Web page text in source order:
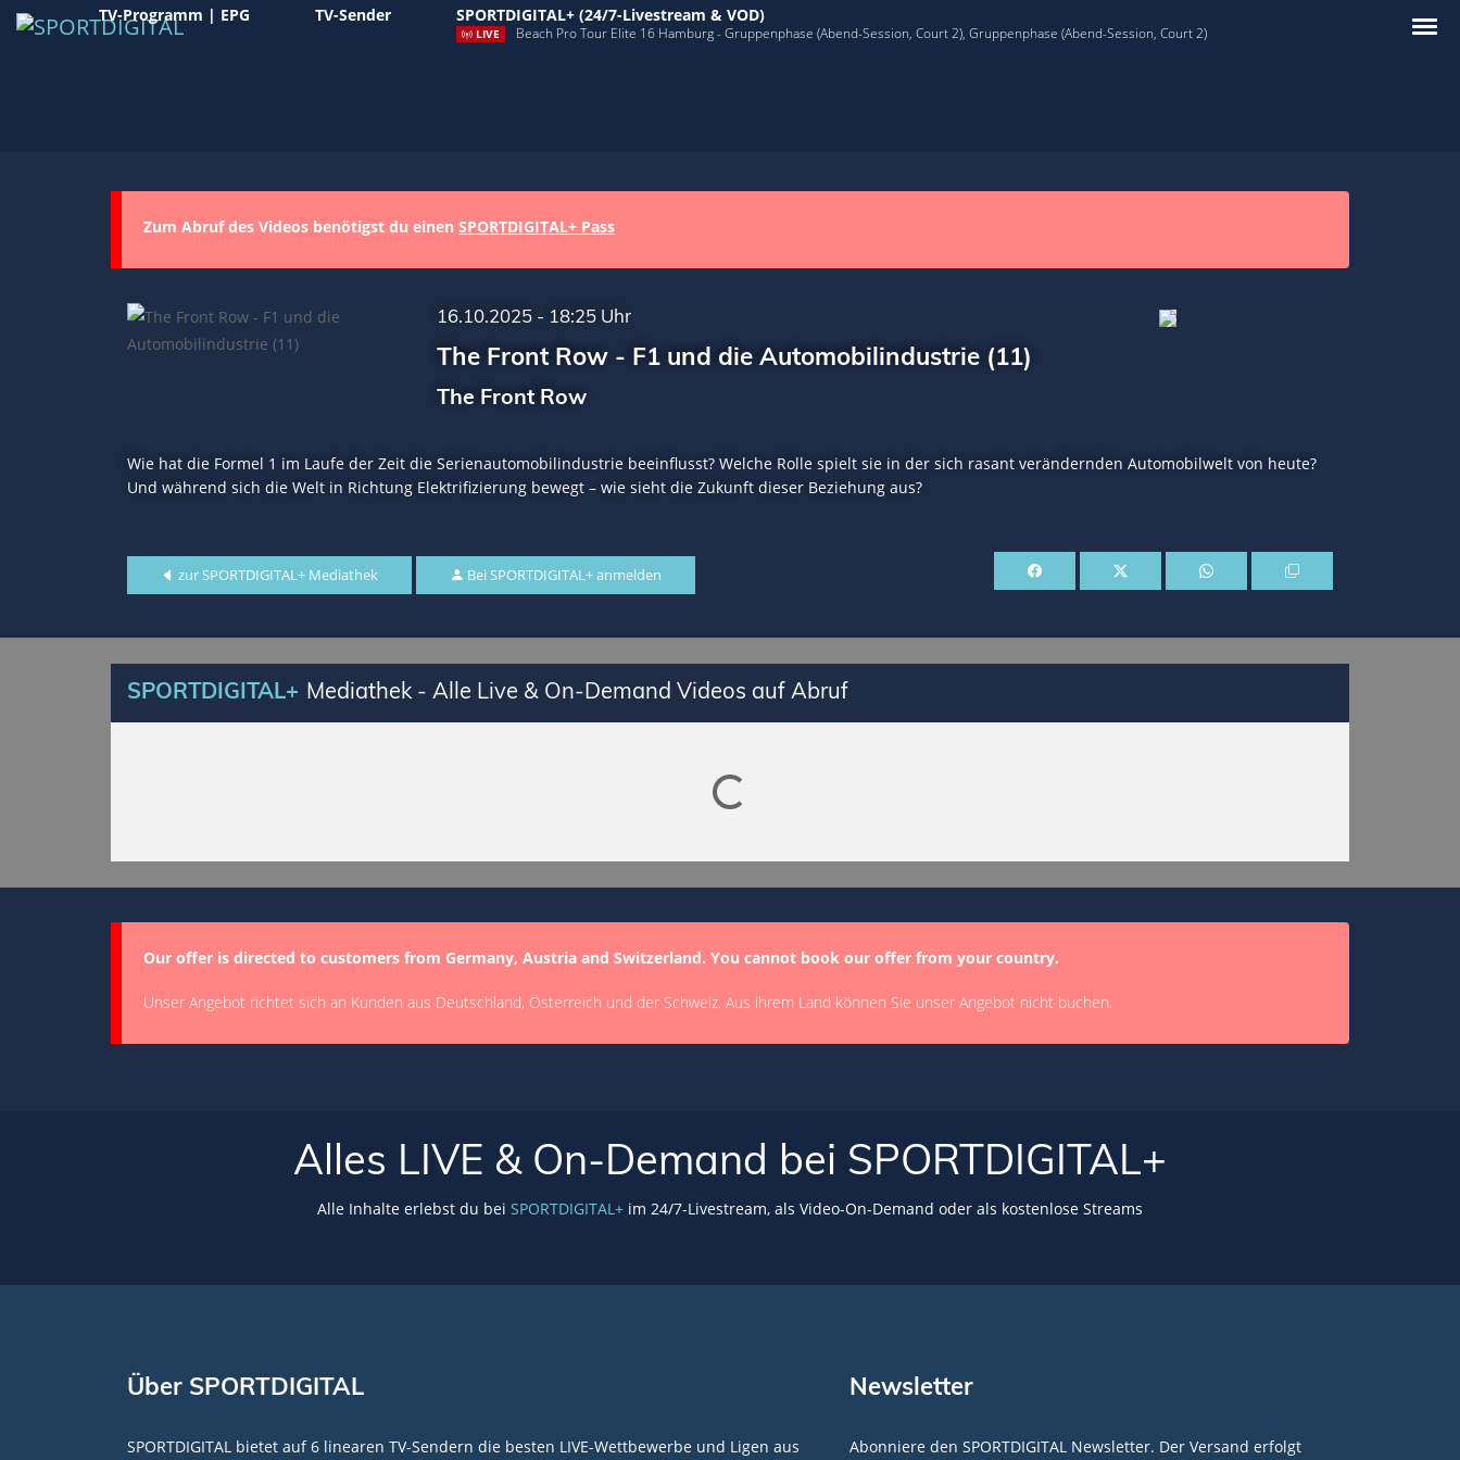
TV-Programm | EPG TV-Sender SPORTDIGITAL+ (24/7-Livestream & VOD)
LIVE Beach Pro Tour Elite 16 Hamburg - Gruppenphase (Abend-Session, Court 2), Gruppenphase (Abend-Session, Court 2)
Zum Abruf des Videos benötigst du einen SPORTDIGITAL+ Pass
16.10.2025 - 18:25 Uhr
The Front Row - F1 und die Automobilindustrie (11)
The Front Row
Wie hat die Formel 1 im Laufe der Zeit die Serienautomobilindustrie beeinflusst? Welche Rolle spielt sie in der sich rasant verändernden Automobilwelt von heute?
Und während sich die Welt in Richtung Elektrifizierung bewegt – wie sieht die Zukunft dieser Beziehung aus?
zur SPORTDIGITAL+ Mediathek Bei SPORTDIGITAL+ anmelden
SPORTDIGITAL+ Mediathek - Alle Live & On-Demand Videos auf Abruf
Lade SPORTDIGITAL+ Mediathek
Our offer is directed to customers from Germany, Austria and Switzerland. You cannot book our offer from your country.
Unser Angebot richtet sich an Kunden aus Deutschland, Österreich und der Schweiz. Aus ihrem Land können Sie unser Angebot nicht buchen.
Alles LIVE & On-Demand bei SPORTDIGITAL+
Alle Inhalte erlebst du bei SPORTDIGITAL+ im 24/7-Livestream, als Video-On-Demand oder als kostenlose Streams
Über SPORTDIGITAL
SPORTDIGITAL bietet auf 6 linearen TV-Sendern die besten LIVE-Wettbewerbe und Ligen aus
Newsletter
Abonniere den SPORTDIGITAL Newsletter. Der Versand erfolgt